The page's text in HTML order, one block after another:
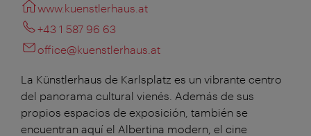
www.kuenstlerhaus.at
+43 1 587 96 63
office@kuenstlerhaus.at
La Künstlerhaus de Karlsplatz es un vibrante centro
del panorama cultural vienés. Además de sus
propios espacios de exposición, también se
encuentran aquí el Albertina modern, el cine